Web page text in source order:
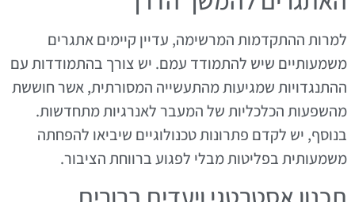
למרות ההתקדמות המרשימה, עדיין קיימים אתגרים
משמעותיים שיש להתמודד עמם. יש צורך בהתמודדות עם
ההתנגדויות שמגיעות מהתעשייה המסורתית, אשר חוששת
מהשפעות הכלכליות של המעבר לאנרגיות מתחדשות.
בנוסף, יש לקדם פתרונות טכנולוגיים שיביאו להפחתה
משמעותית בפליטות מבלי לפגוע ברווחת הציבור.